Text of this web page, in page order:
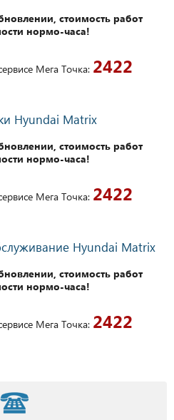
стоимость работ
нормо-часа!
Мега Точка: 2422
Hyundai Matrix
стоимость работ
нормо-часа!
Мега Точка: 2422
Hyundai Matrix
стоимость работ
нормо-часа!
Мега Точка: 2422